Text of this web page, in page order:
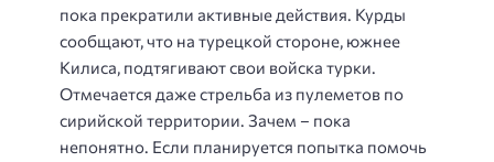
пока прекратили активные действия. Курды
сообщают, что на турецкой стороне, южнее
Килиса, подтягивают свои войска турки.
Отмечается даже стрельба из пулеметов по
сирийской территории. Зачем – пока
непонятно. Если планируется попытка помочь